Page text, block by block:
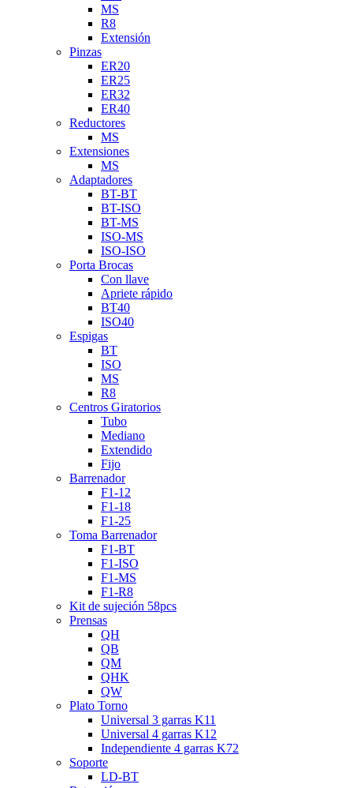
MS
R8
Extensión
Pinzas
ER20
ER25
ER32
ER40
Reductores
MS
Extensiones
MS
Adaptadores
BT-BT
BT-ISO
BT-MS
ISO-MS
ISO-ISO
Porta Brocas
Con llave
Apriete rápido
BT40
ISO40
Espigas
BT
ISO
MS
R8
Centros Giratorios
Tubo
Mediano
Extendido
Fijo
Barrenador
F1-12
F1-18
F1-25
Toma Barrenador
F1-BT
F1-ISO
F1-MS
F1-R8
Kit de sujeción 58pcs
Prensas
QH
QB
QM
QHK
QW
Plato Torno
Universal 3 garras K11
Universal 4 garras K12
Independiente 4 garras K72
Soporte
LD-BT